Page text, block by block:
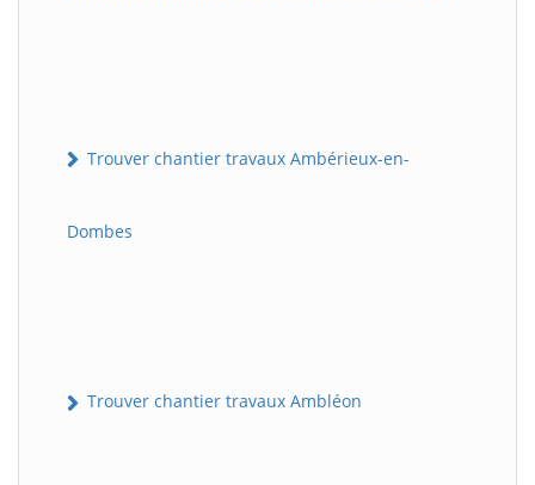
Trouver chantier travaux Ambérieux-en-
Dombes
Trouver chantier travaux Ambléon